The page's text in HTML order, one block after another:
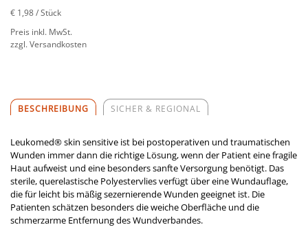
€ 1,98/ Stück
Preis inkl. MwSt.
zzgl. Versandkosten
BESCHREIBUNG SICHER & REGIONAL
Leukomed® skin sensitive ist bei postoperativen und traumatischen
Wunden immer dann die richtige Lösung, wenn der Patient eine fragile
Haut aufweist und eine besonders sanfte Versorgung benötigt. Das
sterile, querelastische Polyestervlies verfügt über eine Wundauflage,
die für leicht bis mäßig sezernierende Wunden geeignet ist. Die
Patienten schätzen besonders die weiche Oberfläche und die
schmerzarme Entfernung des Wundverbandes.